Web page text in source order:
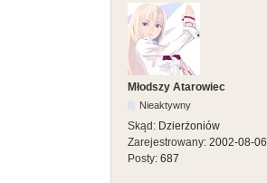
Młodszy Atarowiec
Nieaktywny
Skąd: Dzierżoniów
Zarejestrowany: 2002-08-06
Posty: 687